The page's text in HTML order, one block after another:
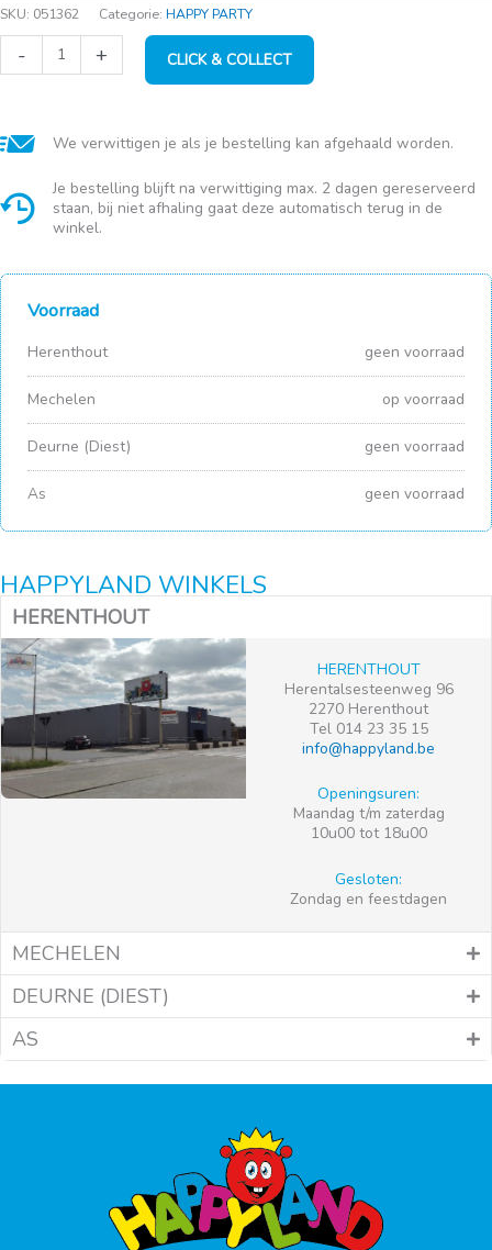
SKU: 051362 Categorie: HAPPY PARTY
-
Verkleedpak
Thundering
+ CLICK & COLLECT
We verwittigen je als je bestelling kan afgehaald worden.
Je bestelling blijft na verwittiging max. 2 dagen gereserveerd
staan, bij niet afhaling gaat deze automatisch terug in de
winkel.
Voorraad
Herenthout geen voorraad
Mechelen op voorraad
Deurne (Diest) geen voorraad
As geen voorraad
HAPPYLAND WINKELS
HERENTHOUT
HERENTHOUT
Herentalsesteenweg 96
2270 Herenthout
Tel 014 23 35 15
info@happyland.be
Openingsuren:
Maandag t/m zaterdag
10u00 tot 18u00
Gesloten:
Zondag en feestdagen
MECHELEN
DEURNE (DIEST)
AS